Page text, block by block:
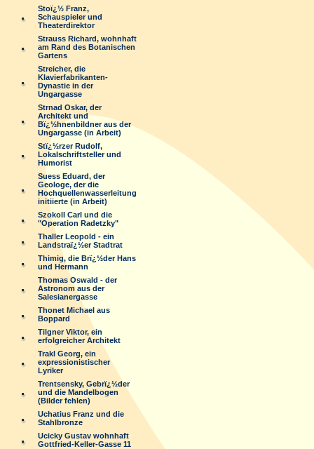
Stoï¿½ Franz,
Schauspieler und
Theaterdirektor
Strauss Richard, wohnhaft
am Rand des Botanischen
Gartens
Streicher, die
Klavierfabrikanten-
Dynastie in der
Ungargasse
Strnad Oskar, der
Architekt und
Bï¿½hnenbildner aus der
Ungargasse (in Arbeit)
Stï¿½rzer Rudolf,
Lokalschriftsteller und
Humorist
Suess Eduard, der
Geologe, der die
Hochquellenwasserleitung
initiierte (in Arbeit)
Szokoll Carl und die
"Operation Radetzky"
Thaller Leopold - ein
Landstraï¿½er Stadtrat
Thimig, die Brï¿½der Hans
und Hermann
Thomas Oswald - der
Astronom aus der
Salesianergasse
Thonet Michael aus
Boppard
Tilgner Viktor, ein
erfolgreicher Architekt
Trakl Georg, ein
expressionistischer
Lyriker
Trentsensky, Gebrï¿½der
und die Mandelbogen
(Bilder fehlen)
Uchatius Franz und die
Stahlbronze
Ucicky Gustav wohnhaft
Gottfried-Keller-Gasse 11